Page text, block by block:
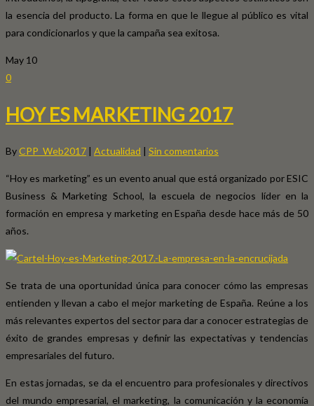
la esencia del producto. La forma en que le llegue al público es vital
para condicionarlos y que la campaña sea exitosa.
May 10
0
HOY ES MARKETING 2017
ByCPP_Web2017 | Actualidad | Sin comentarios
“Hoy es marketing” es un evento anual que está organizado por ESIC
Business & Marketing School, la escuela de negocios líder en la
formación en empresa y marketing en España desde hace más de 50
años.
Se trata de una oportunidad única para conocer cómo las empresas
entienden y llevan a cabo el mejor marketing de España. Reúne a los
más relevantes expertos del sector para dar a conocer estrategias de
éxito de grandes empresas y definir las expectativas y tendencias
empresariales del futuro.
En estas jornadas, se da el encuentro para profesionales y directivos
del mundo empresarial, el marketing, la comunicación y la economía